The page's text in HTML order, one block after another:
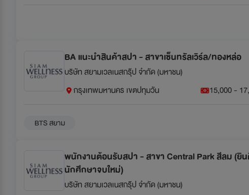
BA แนะนำสินค้าสปา - สาขาเซ็นทรัลเวิร์ล/ทองหล่อ
บริษัท สยามเวลเนสกรุ๊ป จำกัด (มหาชน)
กรุงเทพมหานคร เขตปทุมวัน 15,000 -
BTS สยาม
พนักงานต้อนรับสปา - สาขา Central Park สีลม (ยิ
นักศึกษาจบใหม่)
บริษัท สยามเวลเนสกรุ๊ป จำกัด (มหาชน)